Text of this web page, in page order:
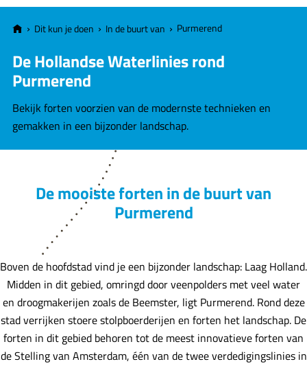
Dit kun je doen In de buurt van Purmerend
De Hollandse Waterlinies rond
Purmerend
Bekijk forten voorzien van de modernste technieken en
gemakken in een bijzonder landschap.
De mooiste forten in de buurt van
Purmerend
Boven de hoofdstad vind je een bijzonder landschap: Laag Holland.
Midden in dit gebied, omringd door veenpolders met veel water
en droogmakerijen zoals de Beemster, ligt Purmerend. Rond deze
stad verrijken stoere stolpboerderijen en forten het landschap. De
forten in dit gebied behoren tot de meest innovatieve forten van
de Stelling van Amsterdam, één van de twee verdedigingslinies in